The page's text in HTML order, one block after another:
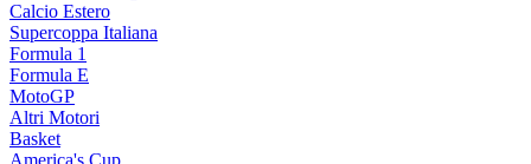
Calcio Estero
Supercoppa Italiana
Formula 1
Formula E
MotoGP
Altri Motori
Basket
America's Cup